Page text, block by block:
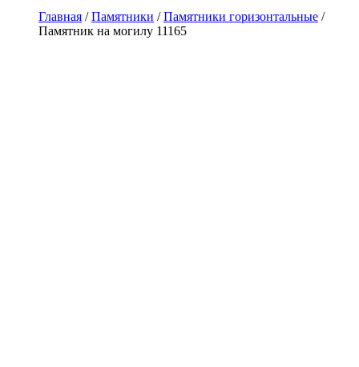
Главная /Памятники /Памятники горизонтальные /
Памятник на могилу 11165